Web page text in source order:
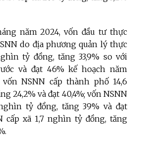
năm 2024, vốn đầu tư thực
do địa phương quản lý thực
tỷ đồng, tăng 33,9% so với
và đạt 46% kế hoạch năm
NSNN cấp thành phố 14,6
24,2% và đạt 40,4%; vốn NSNN
tỷ đồng, tăng 39% và đạt
cấp xã 1,7 nghìn tỷ đồng, tăng